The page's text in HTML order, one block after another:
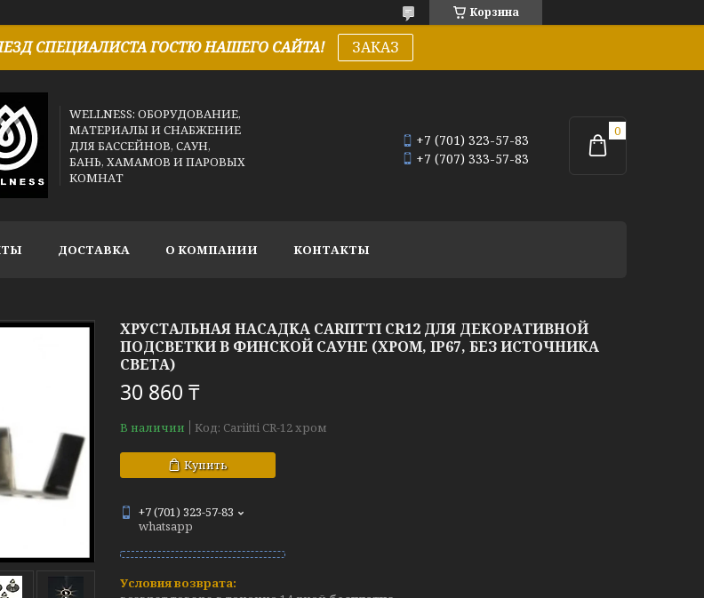
Корзина
СПЕЦИАЛИСТА ГОСТЮ НАШЕГО САЙТА! ЗАКАЗ
WELLNESS: ОБОРУДОВАНИЕ,
МАТЕРИАЛЫ И СНАБЖЕНИЕ
ДЛЯ БАССЕЙНОВ, САУН,
БАНЬ, ХАМАМОВ И ПАРОВЫХ
КОМНАТ
+7 (701) 323-57-83
+7 (707) 333-57-83
ДОСТАВКА О КОМПАНИИ КОНТАКТЫ
ХРУСТАЛЬНАЯ НАСАДКА CARIITTI CR12 ДЛЯ ДЕКОРАТИВНОЙ
ПОДСВЕТКИ В ФИНСКОЙ САУНЕ (ХРОМ, IP67, БЕЗ ИСТОЧНИКА
СВЕТА)
30 860 ₸
В наличии Код: Cariitti CR-12 хром
Купить
+7 (701) 323-57-83
whatsapp